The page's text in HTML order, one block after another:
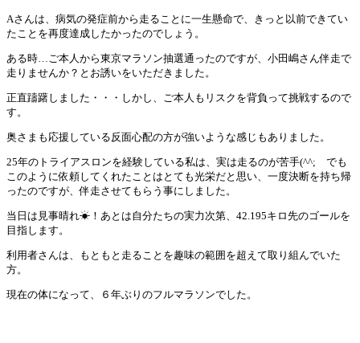
Aさんは、病気の発症前から走ることに一生懸命で、きっと以前できてい
たことを再度達成したかったのでしょう。
ある時…ご本人から東京マラソン抽選通ったのですが、小田嶋さん伴走で
走りませんか？とお誘いをいただきました。
正直躊躇しました・・・しかし、ご本人もリスクを背負って挑戦するので
す。
奥さまも応援している反面心配の方が強いような感じもありました。
25年のトライアスロンを経験している私は、実は走るのが苦手(^^; でも
このように依頼してくれたことはとても光栄だと思い、一度決断を持ち帰
ったのですが、伴走させてもらう事にしました。
当日は見事晴れ☀！あとは自分たちの実力次第、42.195キロ先のゴールを
目指します。
利用者さんは、もともと走ることを趣味の範囲を超えて取り組んでいた
方。
現在の体になって、６年ぶりのフルマラソンでした。